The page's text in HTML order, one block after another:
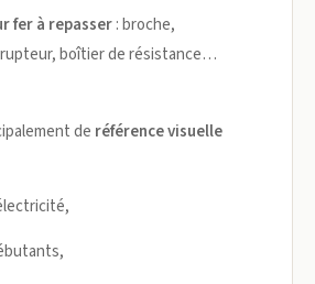
fer à repasser: broche,
boîtier de résistance…
de référence visuelle